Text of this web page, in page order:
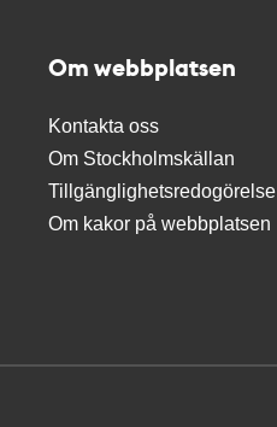
Om webbplatsen
Kontakta oss
Om Stockholmskällan
Tillgänglighetsredogörelse
Om kakor på webbplatsen